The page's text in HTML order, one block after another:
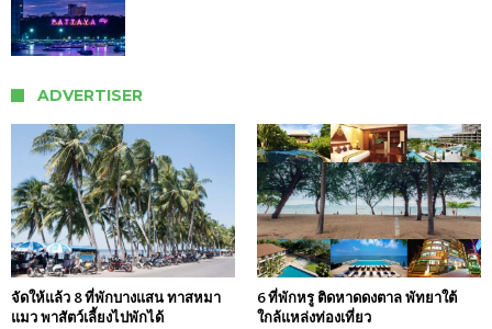
ADVERTISER
จัดให้แล้ว 8 ที่พักบางแสน ทาสหมา
แมว พาสัตว์เลี้ยงไปพักได้
6 ที่พักหรู ติดหาดดงตาล พัทยาใต้
ใกล้แหล่งท่องเที่ยว